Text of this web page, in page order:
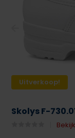
Uitverkoop!
Skolys F-